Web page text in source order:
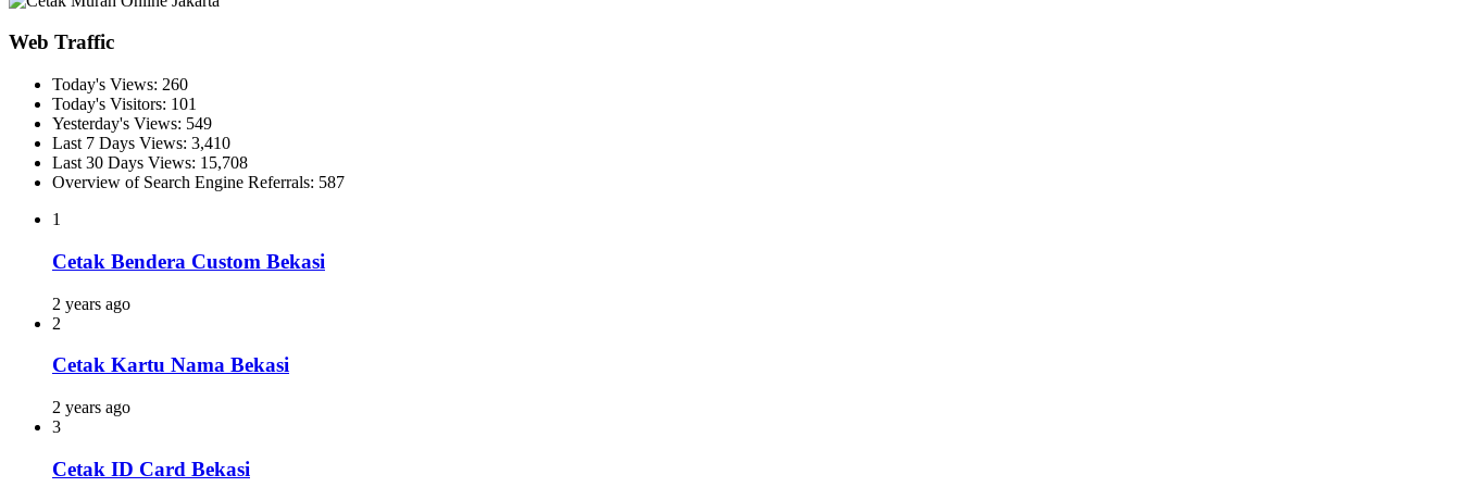
Web Traffic
Today's Views: 260
Today's Visitors: 101
Yesterday's Views: 549
Last 7 Days Views: 3,410
Last 30 Days Views: 15,708
Overview of Search Engine Referrals: 587
1
Cetak Bendera Custom Bekasi
2 years ago
2
Cetak Kartu Nama Bekasi
2 years ago
3
Cetak ID Card Bekasi